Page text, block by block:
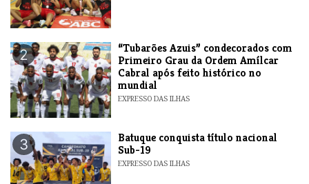
2
“Tubarões Azuis” condecorados com
Primeiro Grau da Ordem Amílcar
Cabral após feito histórico no
mundial
EXPRESSO DAS ILHAS
3
​Batuque conquista título nacional
Sub-19
EXPRESSO DAS ILHAS